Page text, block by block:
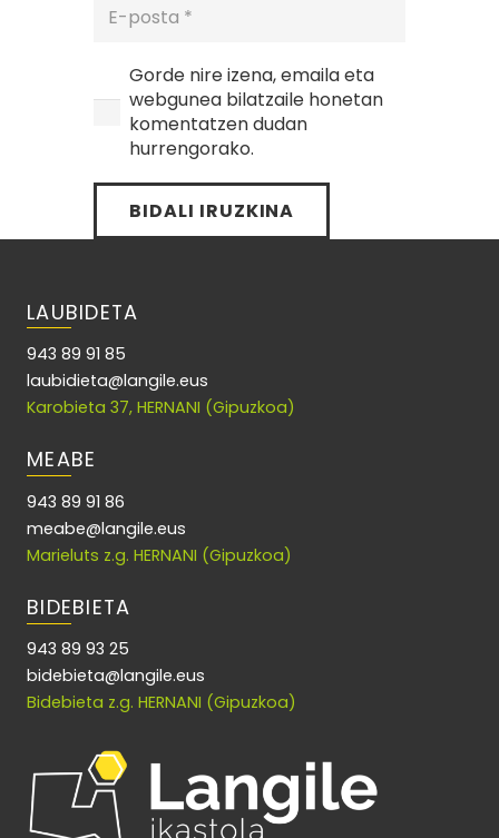
Gorde nire izena, emaila eta
webgunea bilatzaile honetan
komentatzen dudan
hurrengorako.
BIDALI IRUZKINA
LAUBIDETA
943 89 91 85
laubidieta@langile.eus
Karobieta 37, HERNANI (Gipuzkoa)
MEABE
943 89 91 86
meabe@langile.eus
Marieluts z.g. HERNANI (Gipuzkoa)
BIDEBIETA
943 89 93 25
bidebieta@langile.eus
Bidebieta z.g. HERNANI (Gipuzkoa)